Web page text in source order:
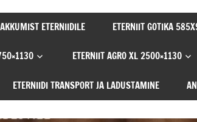
ETERNIIDILE ETERNIIT GOTIKA
ETERNIIT AGRO XL 2500×1130
ETERNIIDI TRANSPORT JA LADUSTAMINE